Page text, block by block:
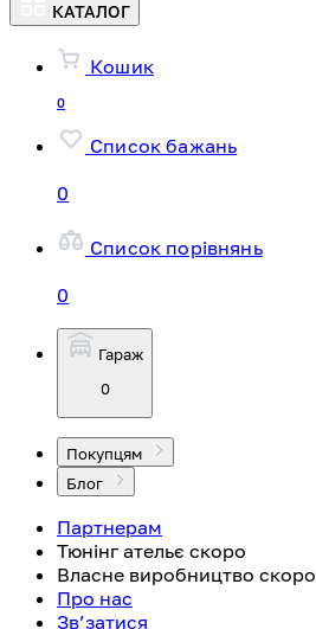
КАТАЛОГ
Кошик
0
Список бажань
0
Список порівнянь
0
Гараж
0
Покупцям
Блог
Партнерам
Тюнінг ательє скоро
Власне виробництво скоро
Про нас
Зв’затися